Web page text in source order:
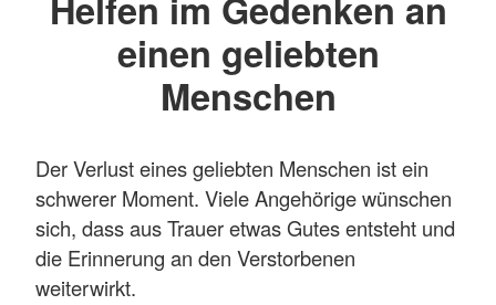
einen geliebten
Menschen
Der Verlust eines geliebten Menschen ist ein
schwerer Moment. Viele Angehörige wünschen
sich, dass aus Trauer etwas Gutes entsteht und
die Erinnerung an den Verstorbenen
weiterwirkt.